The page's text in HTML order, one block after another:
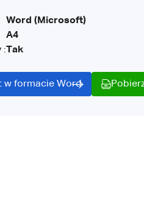
:
Word (Microsoft)
A4
Tak
w formacie Word